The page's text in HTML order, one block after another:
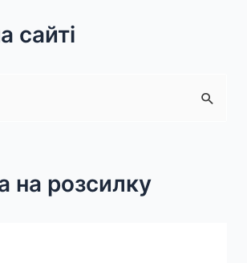
сайті
на розсилку